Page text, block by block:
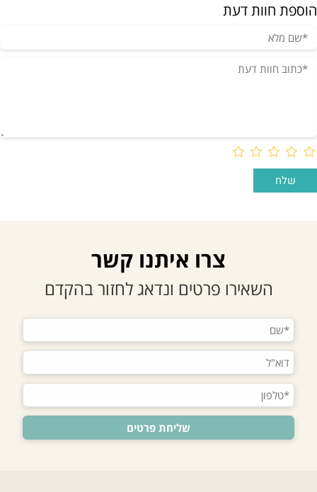
הוספת חוות דעת
צרו איתנו קשר
השאירו פרטים ונדאג לחזור בהקדם